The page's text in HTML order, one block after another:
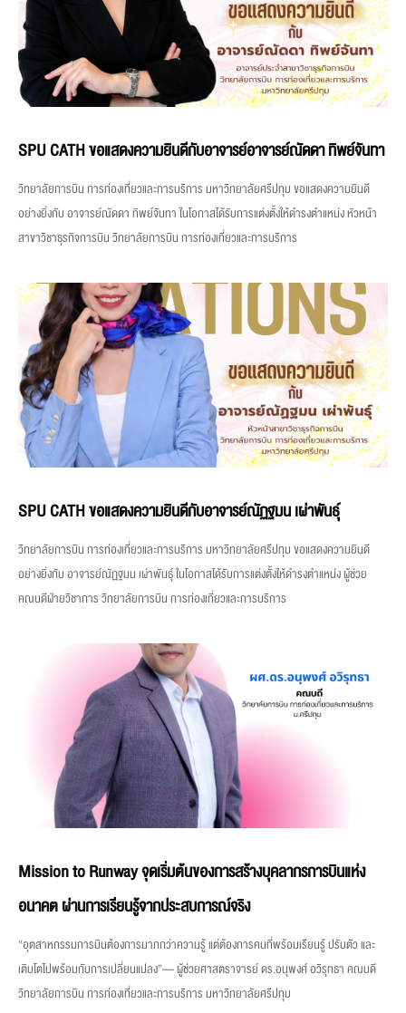
SPU CATH ขอแสดงความยินดีกับอาจารย์อาจารย์ณัดดา ทิพย์จันทา
วิทยาลัยการบิน การท่องเที่ยวและการบริการ มหาวิทยาลัยศรีปทุม ขอแสดงความยินดี
อย่างยิ่งกับ อาจารย์ณัดดา ทิพย์จันทา ในโอกาสได้รับการแต่งตั้งให้ดำรงตำแหน่ง หัวหน้า
สาขาวิชาธุรกิจการบิน วิทยาลัยการบิน การท่องเที่ยวและการบริการ
SPU CATH ขอแสดงความยินดีกับอาจารย์ณัฏฐมน เผ่าพันธุ์
วิทยาลัยการบิน การท่องเที่ยวและการบริการ มหาวิทยาลัยศรีปทุม ขอแสดงความยินดี
อย่างยิ่งกับ อาจารย์ณัฏฐมน เผ่าพันธุ์ ในโอกาสได้รับการแต่งตั้งให้ดำรงตำแหน่ง ผู้ช่วย
คณบดีฝ่ายวิชาการ วิทยาลัยการบิน การท่องเที่ยวและการบริการ
Mission to Runway จุดเริ่มต้นของการสร้างบุคลากรการบินแห่ง
อนาคต ผ่านการเรียนรู้จากประสบการณ์จริง
“อุตสาหกรรมการบินต้องการมากกว่าความรู้ แต่ต้องการคนที่พร้อมเรียนรู้ ปรับตัว และ
เติบโตไปพร้อมกับการเปลี่ยนแปลง”— ผู้ช่วยศาสตราจารย์ ดร.อนุพงศ์ อวิรุทธา คณบดี
วิทยาลัยการบิน การท่องเที่ยวและการบริการ มหาวิทยาลัยศรีปทุม